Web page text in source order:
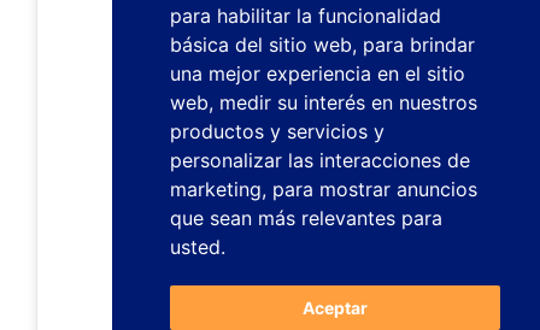
para habilitar la funcionalidad
básica del sitio web, para brindar
una mejor experiencia en el sitio
web, medir su interés en nuestros
productos y servicios y
personalizar las interacciones de
marketing, para mostrar anuncios
que sean más relevantes para
usted.
Aceptar